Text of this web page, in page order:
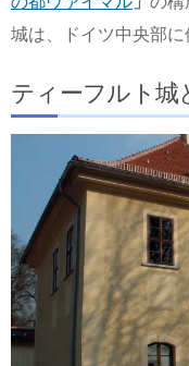
城は、ドイツ中央部に
ティーフルト城